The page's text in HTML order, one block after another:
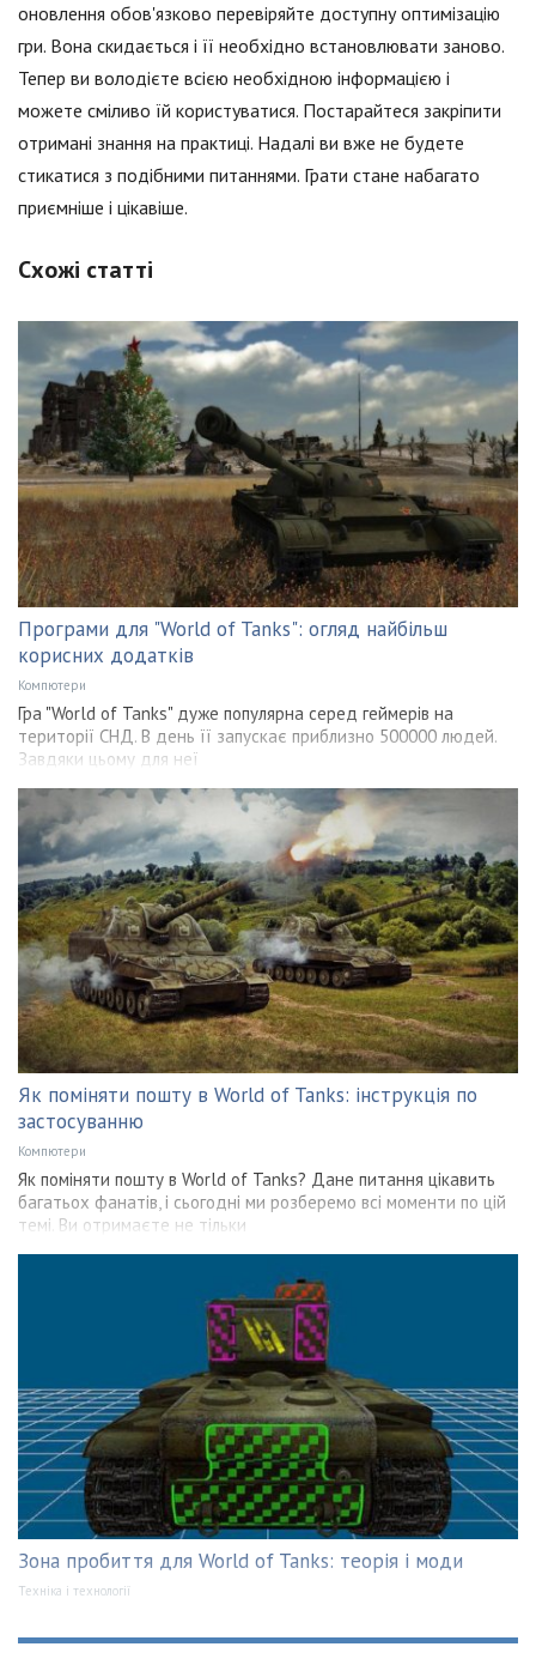
оновлення обов'язково перевіряйте доступну оптимізацію
гри. Вона скидається і її необхідно встановлювати заново.
Тепер ви володієте всією необхідною інформацією і
можете сміливо їй користуватися. Постарайтеся закріпити
отримані знання на практиці. Надалі ви вже не будете
стикатися з подібними питаннями. Грати стане набагато
приємніше і цікавіше.
Схожі статті
Програми для "World of Tanks": огляд найбільш
корисних додатків
Компютери
Гра "World of Tanks" дуже популярна серед геймерів на
території СНД. В день її запускає приблизно 500000 людей.
Завдяки цьому для неї
Як поміняти пошту в World of Tanks: інструкція по
застосуванню
Компютери
Як поміняти пошту в World of Tanks? Дане питання цікавить
багатьох фанатів, і сьогодні ми розберемо всі моменти по цій
темі. Ви отримаєте не тільки
Зона пробиття для World of Tanks: теорія і моди
Техніка і технології